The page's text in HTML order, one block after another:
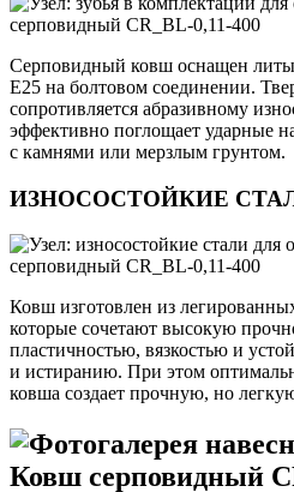
Серповидный ковш оснащен
E25 на болтовом соединении.
сопротивляется абразивному
эффективно поглощает ударные
с камнями или мерзлым грунтом.
ИЗНОСОСТОЙКИЕ
Ковш изготовлен из
которые сочетают высокую
пластичностью, вязкостью и
и истиранию. При этом
ковша создает прочную, но